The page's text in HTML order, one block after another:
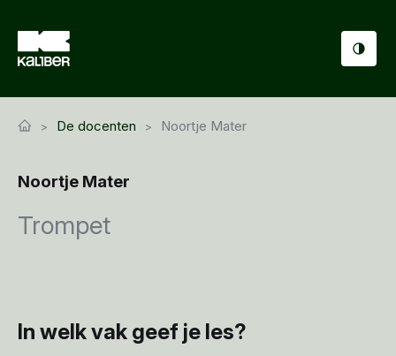
Sociaal domein
Over ons
De docenten Noortje Mater
Noortje Mater
Trompet
In welk vak geef je les?